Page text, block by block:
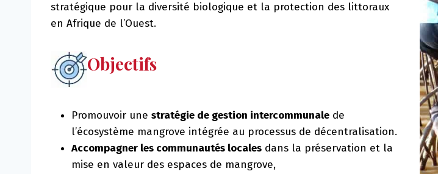
stratégique pour la diversité biologique et la protection des littoraux
en Afrique de l’Ouest.
Objectifs
Promouvoir une stratégie de gestion intercommunale de
l’écosystème mangrove intégrée au processus de décentralisation.
Accompagner les communautés locales dans la préservation et la
mise en valeur des espaces de mangrove,